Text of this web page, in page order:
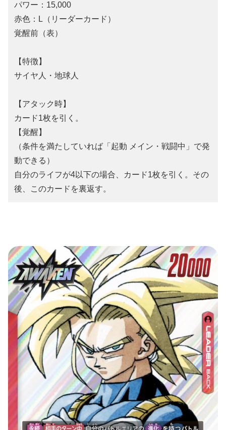
パワー：15,000
赤色：L（リーダーカード）
覚醒前（表）
【特徴】
サイヤ人・地球人
【アタック時】
カード1枚を引く。
【覚醒】
（条件を満たしていれば「起動 メイン・戦闘中」で発
動できる）
自分のライフが4以下の場合、カード1枚を引く。その
後、このカードを裏返す。